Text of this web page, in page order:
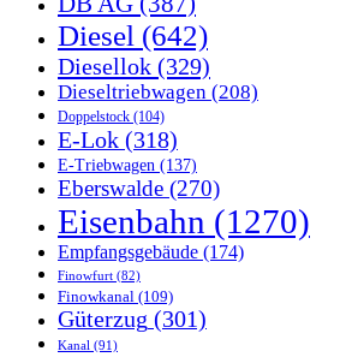
Diesel (642)
Diesellok (329)
Dieseltriebwagen (208)
Doppelstock (104)
E-Lok (318)
E-Triebwagen (137)
Eberswalde (270)
Eisenbahn (1270)
Empfangsgebäude (174)
Finowfurt (82)
Finowkanal (109)
Güterzug (301)
Kanal (91)